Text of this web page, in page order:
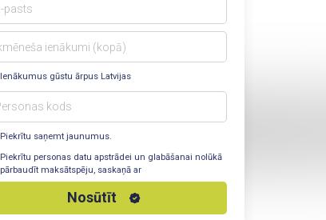
Ienākumus gūstu ārpus Latvijas
Piekrītu saņemt jaunumus.
Piekrītu personas datu apstrādei un glabāšanai nolūkā
pārbaudīt maksātspēju, saskaņā ar
Nosūtīt